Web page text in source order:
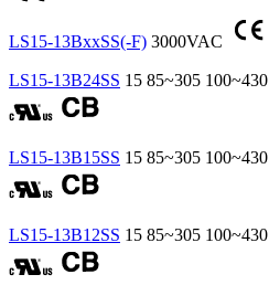
LS15-13BxxSS(-F) 3000VAC
LS15-13B24SS 15 85~305 100~430
LS15-13B15SS 15 85~305 100~430
LS15-13B12SS 15 85~305 100~430